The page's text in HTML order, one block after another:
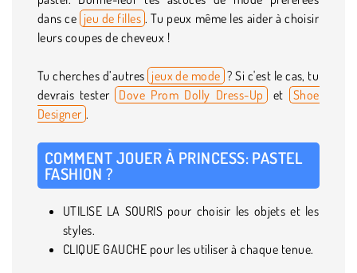
dans ce jeu de filles . Tu peux même les aider à choisir
leurs coupes de cheveux !
Tu cherches d’autres jeux de mode ? Si c'est le cas, tu
devrais tester Dove Prom Dolly Dress-Up et
Shoe
Designer .
COMMENT JOUER À PRINCESS: PASTEL
FASHION ?
UTILISE LA SOURIS pour choisir les objets et les
styles.
CLIQUE GAUCHE pour les utiliser à chaque tenue.